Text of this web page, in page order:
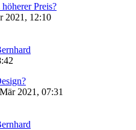
Preis?
2021, 12:10
2021, 07:31